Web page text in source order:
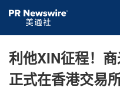
利他XIN征程！商
正式在香港交易